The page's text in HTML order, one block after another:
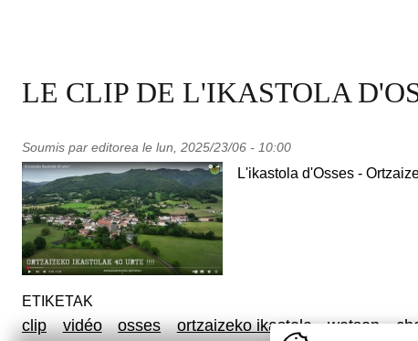
LE CLIP DE L'IKASTOLA
Soumis par editorea le lun, 2025/23/06 - 10:00
L'ikastola d'Osses -
ETIKETAK
clip vidéo osses ortzaizeko ikastola watson